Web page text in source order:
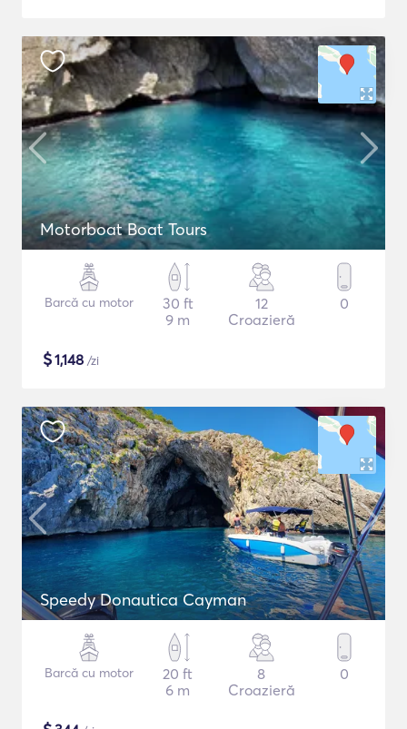
Motorboat Boat Tours
Barcă cu motor
30 ft
9 m
12
Croazieră
0
$1,148 /zi
Speedy Donautica Cayman
Barcă cu motor
20 ft
6 m
8
Croazieră
0